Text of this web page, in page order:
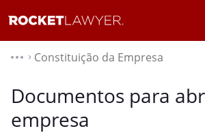
⌃ Constituição da Empresa
Documentos para
empresa